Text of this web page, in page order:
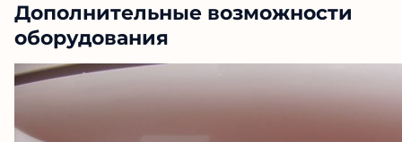
Дополнительные возможности
оборудования